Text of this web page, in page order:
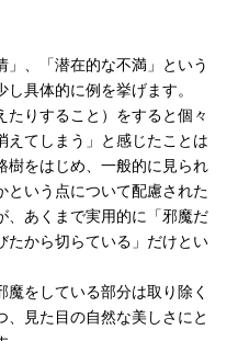
、「潜在的な不満」という
具体的に例を挙げます。
りすること）をすると個々
えてしまう」と感じたことは
樹をはじめ、一般的に見られ
という点について配慮された
、あくまで実用的に「邪魔だ
たから切らている」だけとい
をしている部分は取り除く
見た目の自然な美しさにと